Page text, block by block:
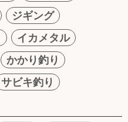
ジギング
イカメタル
かかり釣り
サビキ釣り